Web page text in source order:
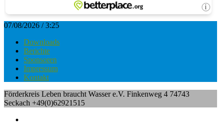
07/08/2026 / 3:25
Downloads
Berichte
Sponsoren
Impressum
Kontakt
Förderkreis Leben braucht Wasser e.V. Finkenweg 4 74743
Seckach +49(0)62921515